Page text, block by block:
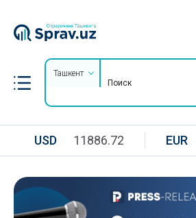
Ташкент
USD 11886.72 EUR